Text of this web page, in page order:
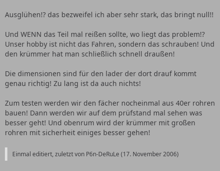
Ausglühen!? das bezweifel ich aber sehr stark, das bringt null!!
Und WENN das Teil mal reißen sollte, wo liegt das problem!?
Unser hobby ist nicht das Fahren, sondern das schrauben! Und
den krümmer hat man schließlich schnell draußen!
Die dimensionen sind für den lader der dort drauf kommt
genau richtig! Zu lang ist da auch nichts!
Zum testen werden wir den fächer nocheinmal aus 40er rohren
bauen! Dann werden wir auf dem prüfstand mal sehen was
besser geht! Und obenrum wird der krümmer mit großen
rohren mit sicherheit einiges besser gehen!
Einmal editiert, zuletzt von P6n-DeRuLe (17. November 2006)